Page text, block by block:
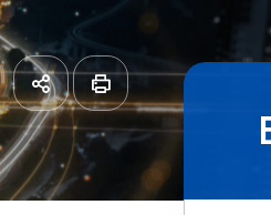
공유하기
페이지